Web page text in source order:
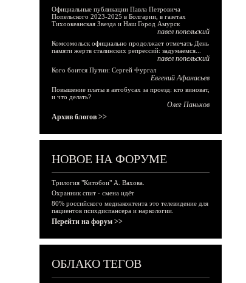
Официальные публикации Павла Петровича
Попельского 2023-2025 в Болгарии, в газетах
Тихоокеанская Звезда и Наш Город Амурск
павел попельский
Комсомольск официально продолжает отмечать День
памяти жертв сталинских репрессий: задумаемся...
павел попельский
Кого боится Путин: Сергей Фургал
Евгений Афанасьев
Повышение платы в автобусах за проезд: кто виноват,
и что делать?
Олег Паньков
Архив блогов >>
НОВОЕ НА ФОРУМЕ
Трилогия "Китобои" А. Вахова.
Охранник спит - смена идёт
80% российского медиаконтента это телевидение для
пациентов психдиспансера и наркологии.
Перейти на форум >>
ОБЛАКО ТЕГОВ